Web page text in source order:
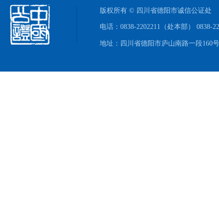
版权所有 © 四川省德阳市诚信公证处
电话：0838-2202211（处本部） 0838-
地址：四川省德阳市庐山南路一段160